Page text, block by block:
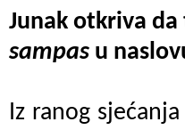
Junak otkriva
sampas u
Iz ranog